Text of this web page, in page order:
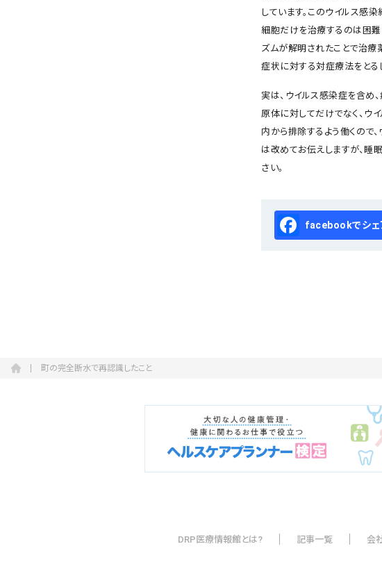
しています。このウイルス感
細胞だけを治療するのは困難
ズムが解明されたことで治療
症状に対する対症療法をとる
実は、ウイルス感染症を含め
原体に対してだけでなく、ウ
内から排除するよう働くので
は改めてお伝えしますが、睡
さい。
Facebook
町の完全断水で再認識したこと
DRP医療情報館とは? 記事一覧 会